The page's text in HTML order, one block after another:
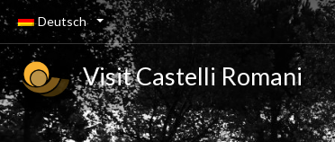
Deutsch
Visit Castelli Romani